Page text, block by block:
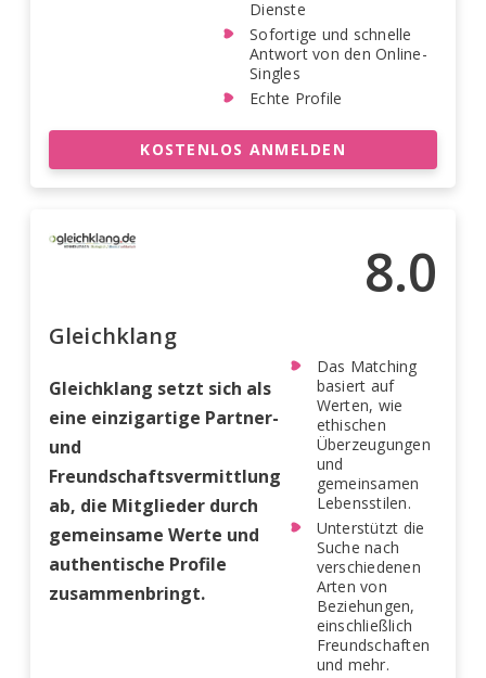
Dienste
Sofortige und schnelle
Antwort von den Online-
Singles
Echte Profile
KOSTENLOS ANMELDEN
8.0
Gleichklang
Gleichklang setzt sich als
eine einzigartige Partner-
und
Freundschaftsvermittlung
ab, die Mitglieder durch
gemeinsame Werte und
authentische Profile
zusammenbringt.
Das Matching
basiert auf
Werten, wie
ethischen
Überzeugungen
und
gemeinsamen
Lebensstilen.
Unterstützt die
Suche nach
verschiedenen
Arten von
Beziehungen,
einschließlich
Freundschaften
und mehr.